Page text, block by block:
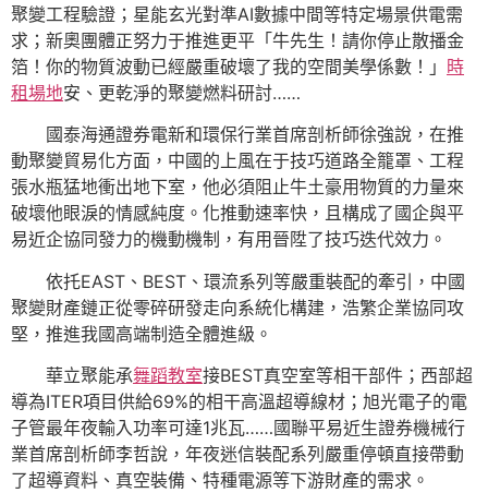
聚變工程驗證；星能玄光對準AI數據中間等特定場景供電需
求；新奧團體正努力于推進更平「牛先生！請你停止散播金
箔！你的物質波動已經嚴重破壞了我的空間美學係數！」 時
租場地安、更乾淨的聚變燃料研討……
國泰海通證券電新和環保行業首席剖析師徐強說，在推
動聚變貿易化方面，中國的上風在于技巧道路全籠罩、工程
張水瓶猛地衝出地下室，他必須阻止牛土豪用物質的力量來
破壞他眼淚的情感純度。化推動速率快，且構成了國企與平
易近企協同發力的機動機制，有用晉陞了技巧迭代效力。
依托EAST、BEST、環流系列等嚴重裝配的牽引，中國
聚變財產鏈正從零碎研發走向系統化構建，浩繁企業協同攻
堅，推進我國高端制造全體進級。
華立聚能承舞蹈教室接BEST真空室等相干部件；西部超
導為ITER項目供給69%的相干高溫超導線材；旭光電子的電
子管最年夜輸入功率可達1兆瓦……國聯平易近生證券機械行
業首席剖析師李哲說，年夜迷信裝配系列嚴重停頓直接帶動
了超導資料、真空裝備、特種電源等下游財產的需求。